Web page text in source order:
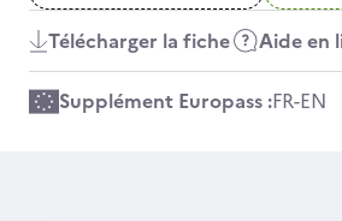
Télécharger la fiche Aide en
Supplément Europass :FR-EN